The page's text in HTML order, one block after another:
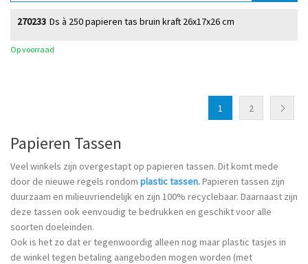
Ds à 250 papieren tas bruin kraft 26x17x26 cm
270233
Op voorraad
1 2
Papieren Tassen
Veel winkels zijn overgestapt op papieren tassen. Dit komt mede
door de nieuwe regels rondom plastictassen.Papieren tassen zijn
duurzaam en milieuvriendelijk en zijn 100% recyclebaar. Daarnaast zijn
deze tassen ook eenvoudig te bedrukken en geschikt voor alle
soorten doeleinden.
Ook is het zo dat er tegenwoordig alleen nog maar plastic tasjes in
de winkel tegen betaling aangeboden mogen worden (met